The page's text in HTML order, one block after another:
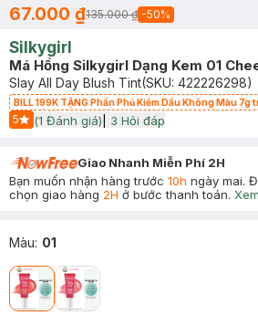
67.000 ₫135.000 ₫ -50%
Silkygirl
Má Hồng Silkygirl Dạng Kem 01
Slay All Day Blush Tint(SKU: 422226298)
BILL 199K TẶNG Phấn Phủ Kiềm Dầu Không Màu 7g
5
Start Icon
(1 Đánh giá) 3 Hỏi đáp
Giao Nhanh Miễn Phí 2H
Bạn muốn nhận hàng trước 10h ngày mai.
chọn giao hàng 2H ở bước thanh toán.
Màu: 01